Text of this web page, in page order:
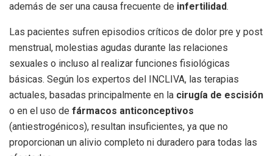
además de ser una causa frecuente de infertilidad.
Las pacientes sufren episodios críticos de dolor pre y post
menstrual, molestias agudas durante las relaciones
sexuales o incluso al realizar funciones fisiológicas
básicas. Según los expertos del INCLIVA, las terapias
actuales, basadas principalmente en la cirugía de escisión
o en el uso de fármacos anticonceptivos
(antiestrogénicos), resultan insuficientes, ya que no
proporcionan un alivio completo ni duradero para todas las